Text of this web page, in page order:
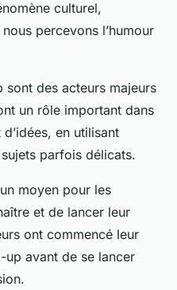
culturel,
percevons l’humour
sont des acteurs majeurs
un rôle important dans
en utilisant
parfois délicats.
moyen pour les
et de lancer leur
ont commencé leur
up avant de se lancer